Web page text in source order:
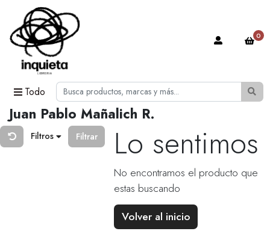
Todo
0
Juan Pablo Mañalich R.
Filtros Filtrar Lo sentimos
No encontramos el producto que
estas buscando
Volver al inicio